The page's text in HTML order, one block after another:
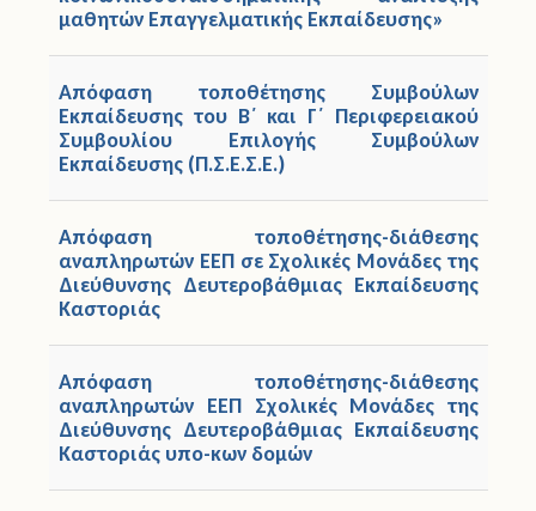
μαθητών Επαγγελματικής Εκπαίδευσης»
Απόφαση τοποθέτησης Συμβούλων
Εκπαίδευσης του Β΄ και Γ΄ Περιφερειακού
Συμβουλίου Επιλογής Συμβούλων
Εκπαίδευσης (Π.Σ.Ε.Σ.Ε.)
Απόφαση τοποθέτησης-διάθεσης
αναπληρωτών ΕΕΠ σε Σχολικές Μονάδες της
Διεύθυνσης Δευτεροβάθμιας Εκπαίδευσης
Καστοριάς
Απόφαση τοποθέτησης-διάθεσης
αναπληρωτών ΕΕΠ Σχολικές Μονάδες της
Διεύθυνσης Δευτεροβάθμιας Εκπαίδευσης
Καστοριάς υπο-κων δομών